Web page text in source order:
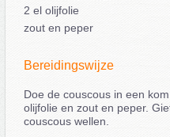
2 el olijfolie
zout en peper
Bereidingswijze
Doe de couscous in een
olijfolie en zout en peper.
couscous wellen.